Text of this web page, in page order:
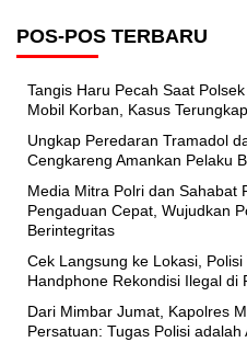
POS-POS TERBARU
Tangis Haru Pecah Saat
Mobil Korban, Kasus
Ungkap Peredaran Tramadol
Cengkareng Amankan Pelaku
Media Mitra Polri dan Sahabat
Pengaduan Cepat, Wujudkan
Berintegritas
Cek Langsung ke Lokasi,
Handphone Rekondisi Ilegal di
Dari Mimbar Jumat, Kapolres
Persatuan: Tugas Polisi adalah